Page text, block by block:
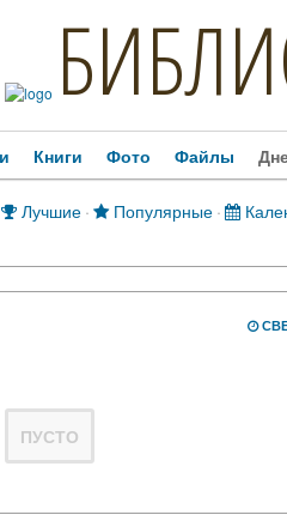
Книги Фото Файлы
Лучшие · Популярные ·
ПУСТО